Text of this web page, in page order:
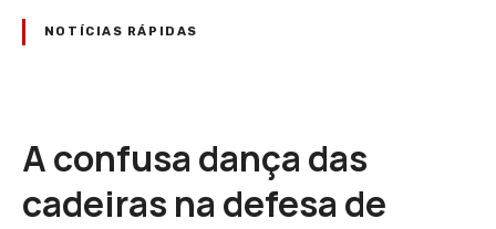
NOTÍCIAS RÁPIDAS
A confusa dança das
cadeiras na defesa de